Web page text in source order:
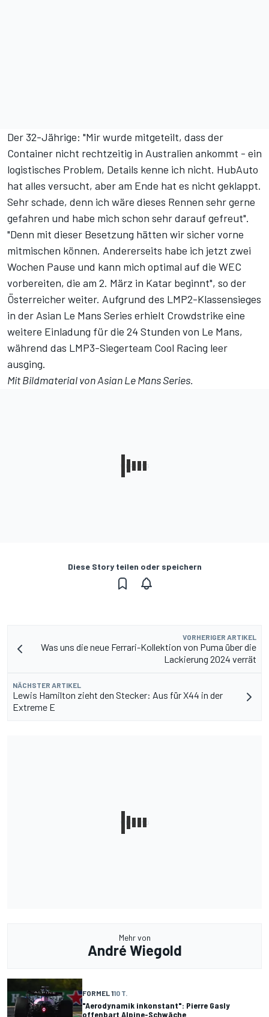
Der 32-Jährige: "Mir wurde mitgeteilt, dass der
Container nicht rechtzeitig in Australien ankommt - ein
logistisches Problem, Details kenne ich nicht. HubAuto
hat alles versucht, aber am Ende hat es nicht geklappt.
Sehr schade, denn ich wäre dieses Rennen sehr gerne
gefahren und habe mich schon sehr darauf gefreut".
"Denn mit dieser Besetzung hätten wir sicher vorne
mitmischen können. Andererseits habe ich jetzt zwei
Wochen Pause und kann mich optimal auf die WEC
vorbereiten, die am 2. März in Katar beginnt", so der
Österreicher weiter. Aufgrund des LMP2-Klassensieges
in der Asian Le Mans Series erhielt Crowdstrike eine
weitere Einladung für die 24 Stunden von Le Mans,
während das LMP3-Siegerteam Cool Racing leer
ausging.
Mit Bildmaterial von Asian Le Mans Series.
Diese Story teilen oder speichern
VORHERIGER ARTIKEL
Was uns die neue Ferrari-Kollektion von Puma über die
Lackierung 2024 verrät
NÄCHSTER ARTIKEL
Lewis Hamilton zieht den Stecker: Aus für X44 in der
Extreme E
Mehr von
André Wiegold
FORMEL 110 T.
"Aerodynamik inkonstant": Pierre Gasly
offenbart Alpine-Schwäche